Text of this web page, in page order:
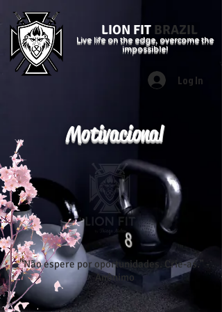
LION FIT BRAZIL
Live life on the edge, overcome the
impossible!
Log In
Motivacional
"Não espere por oportunidades. Crie-as." -
Anônimo